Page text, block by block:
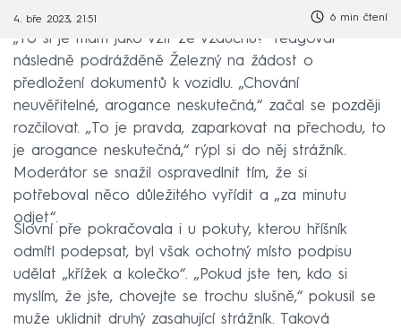
4. bře 2023, 21:51 6 min čtení
„To si je mám jako vzít ze vzduchu?“ reagoval
následně podrážděně Železný na žádost o
předložení dokumentů k vozidlu. „Chování
neuvěřitelné, arogance neskutečná,“ začal se později
rozčilovat. „To je pravda, zaparkovat na přechodu, to
je arogance neskutečná,“ rýpl si do něj strážník.
Moderátor se snažil ospravedlnit tím, že si
potřeboval něco důležitého vyřídit a „za minutu
odjet“.
Slovní pře pokračovala i u pokuty, kterou hříšník
odmítl podepsat, byl však ochotný místo podpisu
udělat „křížek a kolečko“. „Pokud jste ten, kdo si
myslím, že jste, chovejte se trochu slušně,“ pokusil se
muže uklidnit druhý zasahující strážník. Taková